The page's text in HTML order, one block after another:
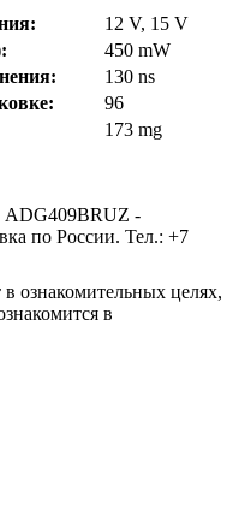
12 V, 15 V
450 mW
130 ns
96
173 mg
ADG409BRUZ -
по России. Тел.: +7
ознакомительных целях,
в